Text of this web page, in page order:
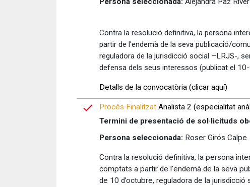
Contra la resolució definitiva, la persona
partir de l'endemà de la seva publicació/
reguladora de la jurisdicció social –LRJS-,
defensa dels seus interessos (publicat el
Detalls de la convocatòria (clicar aquí)
Procés Finalitzat Analista 2 (especialitat
Termini de presentació de sol·licituds
Persona seleccionada: Roser Girós Calpe
Contra la resolució definitiva, la persona
comptats a partir de l'endemà de la seva
de 10 d’octubre, reguladora de la